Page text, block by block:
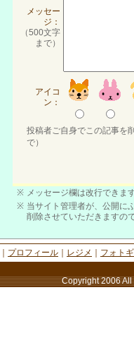
メッセー
ジ：
（500文字
まで）
アイコ
ン：
投稿者ご自身でこの記事を
で）
※ メッセージ欄は改行できま
※ 当サイト管理者が、公開に
削除させていただきますの
プロフィール レジメ フォト
Copyright 2006